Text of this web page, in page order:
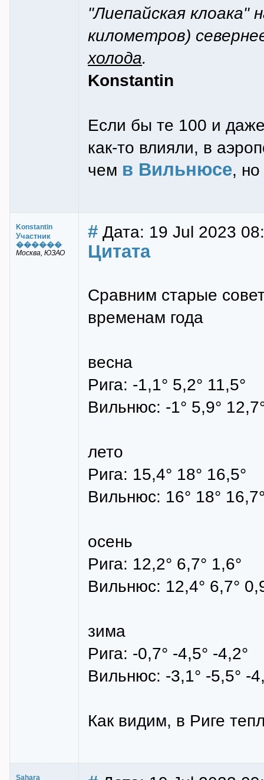
"Лиепайская
километров)
холода.
Konstantin
Если бы те 100 и
как-то влияли, в
чем в Вильнюсе, но
Konstantin
Участник
������
Москва, ЮЗАО
# Дата: 19 Jul 2023
Цитата
Сравним старые
временам года
весна
Рига: -1,1° 5,2° 11,5°
Вильнюс: -1° 5,9°
лето
Рига: 15,4° 18° 16,5°
Вильнюс: 16° 18°
осень
Рига: 12,2° 6,7° 1,6°
Вильнюс: 12,4° 6,7°
зима
Рига: -0,7° -4,5° -4,2°
Вильнюс: -3,1° -5,5° -
Как видим, в Риге
Sahara